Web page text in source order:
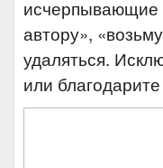
исчерпывающие
автору»,
удаляться.
или